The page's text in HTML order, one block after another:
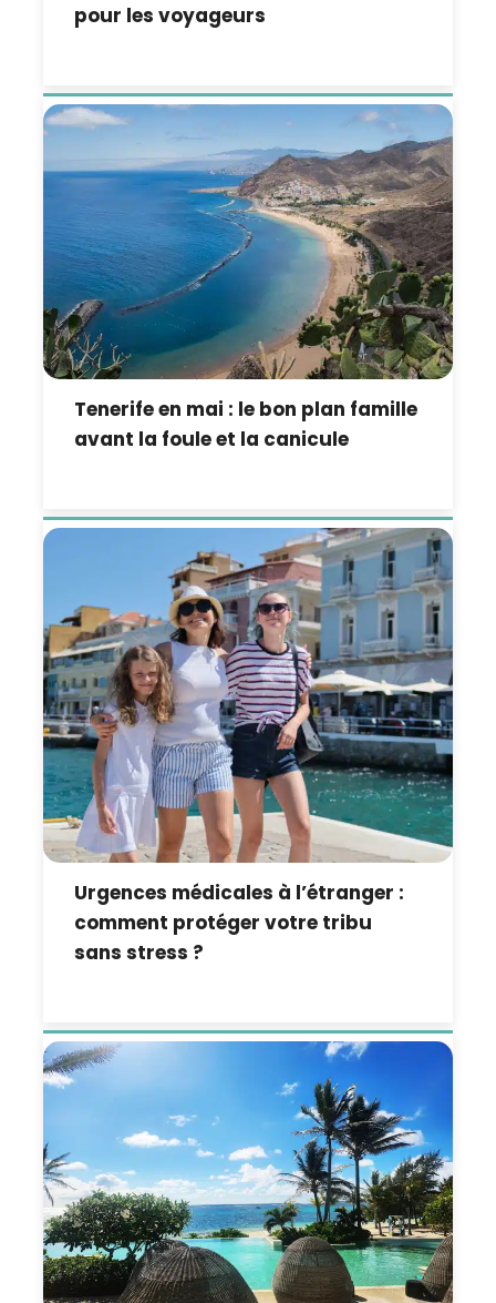
pour les voyageurs
Tenerife en mai : le bon plan famille
avant la foule et la canicule
Urgences médicales à l’étranger :
comment protéger votre tribu
sans stress ?